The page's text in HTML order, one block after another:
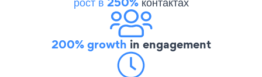
200% growth in engagement